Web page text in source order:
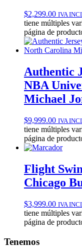
$2,299.00 IVA
tiene múltiples
página de
Authentic
NBA
Michael
$9,999.00 IVA
tiene múltiples
página de
Flight
Chicago
$3,999.00 IVA
tiene múltiples
página de
Tenemos